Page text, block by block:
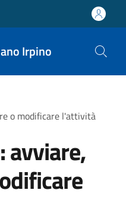
Irpino
o modificare l'attività
avviare,